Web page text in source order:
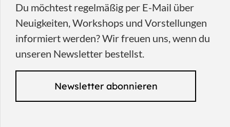
Du möchtest regelmäßig per E-Mail über
Neuigkeiten, Workshops und Vorstellungen
informiert werden? Wir freuen uns, wenn du
unseren Newsletter bestellst.
Newsletter abonnieren